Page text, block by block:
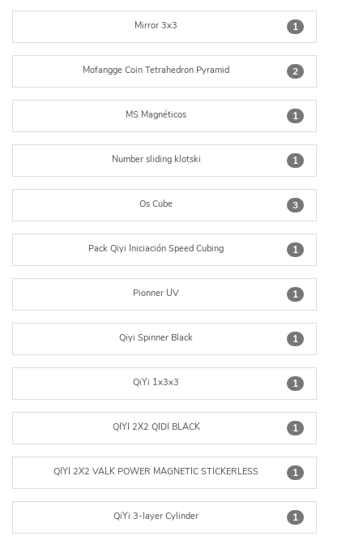
1
Mirror 3x3
2
Mofangge Coin Tetrahedron Pyramid
1
MS Magnéticos
1
Number sliding klotski
3
Os Cube
1
Pack Qiyi Iniciación Speed Cubing
1
Pionner UV
1
Qiyi Spinner Black
1
QiYi 1x3x3
1
QIYI 2X2 QIDI BLACK
1
QIYI 2X2 VALK POWER MAGNETIC STICKERLESS
1
QiYi 3-layer Cylinder